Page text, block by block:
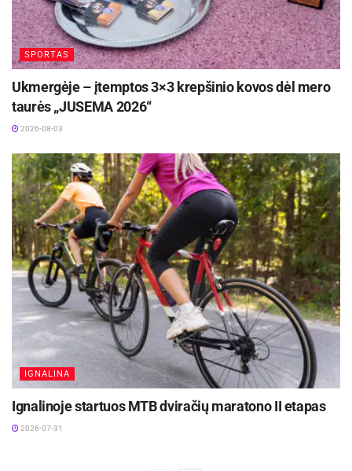
SPORTAS
Ukmergėje – įtemptos 3×3 krepšinio kovos dėl mero
taurės „JUSEMA 2026“
2026-08-03
IGNALINA
Ignalinoje startuos MTB dviračių maratono II etapas
2026-07-31